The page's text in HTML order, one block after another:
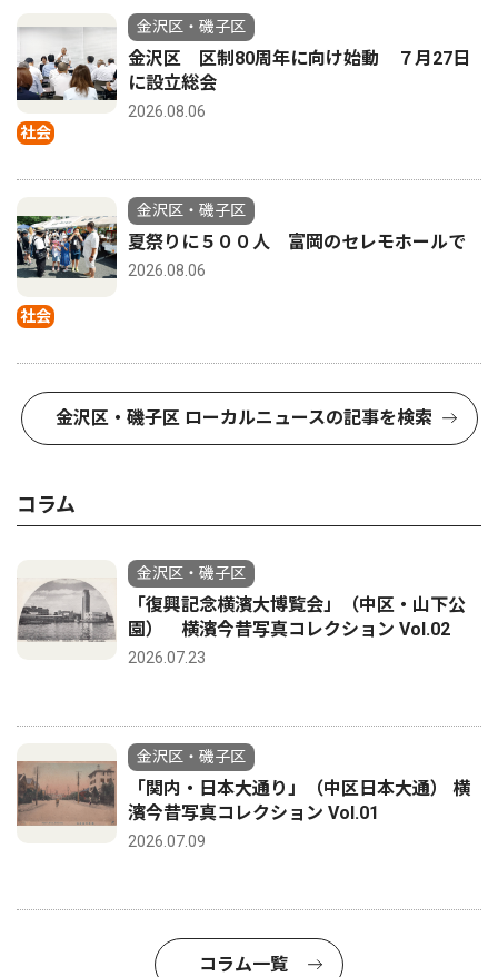
社会
金沢区・磯子区
金沢区 区制80周年に向け始動 ７月27日
に設立総会
2026.08.06
社会
金沢区・磯子区
夏祭りに５００人 富岡のセレモホールで
2026.08.06
金沢区・磯子区 ローカルニュースの記事を検索
コラム
金沢区・磯子区
「復興記念横濱大博覧会」（中区・山下公
園） 横濱今昔写真コレクション Vol.02
2026.07.23
金沢区・磯子区
「関内・日本大通り」（中区日本大通） 横
濱今昔写真コレクション Vol.01
2026.07.09
コラム一覧